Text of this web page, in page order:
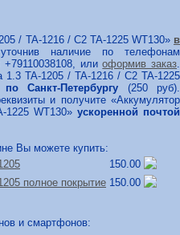
/ TA-1216 / C2 TA-1225 WT130» в
наличие по телефонам
+79110038108, илиоформив заказ
1.3 TA-1205 / TA-1216 / C2 TA-1225
Санкт-Петербургу (250 руб).
и получите «Аккумулятор
1225 WT130»ускоренной почтой
Вы можете купить:
150.00
полное покрытие 150.00
и смартфонов: